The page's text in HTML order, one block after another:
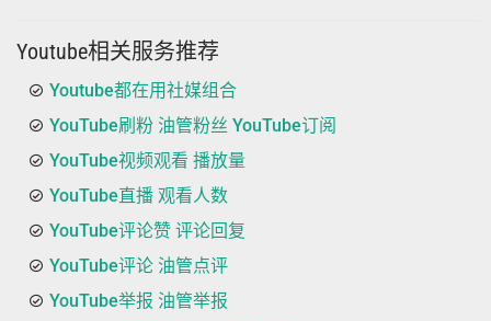
Youtube相关服务推荐
Youtube都在用社媒组合
YouTube刷粉 油管粉丝 YouTube订阅
YouTube视频观看 播放量
YouTube直播 观看人数
YouTube评论赞 评论回复
YouTube评论 油管点评
YouTube举报 油管举报